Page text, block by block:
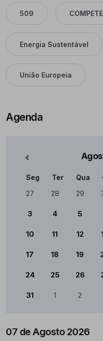
509
Energia Sustentável
União Europeia
Agenda
Calendário
Seg Ter Qua
27 28 29
3 4 5
10 11 12
17 18 19
24 25 26
31 1 2
07 de Agosto 2026